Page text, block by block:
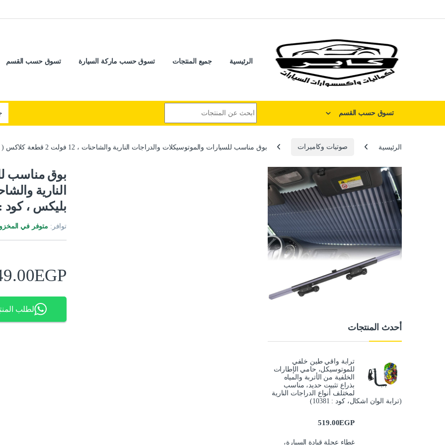
الرئيسية جميع المنتجات تسوق حسب ماركة السيارة تسوق حسب القسم
تسوق حسب القسم
الرئيسية صوتيات وكاميرات بوق مناسب للسيارات والموتوسيكلات والدراجات النارية والشاحنات ، 12 فولت 2 قطعة كلاكس ( ا؟بليكس ، كود : 1134)
بوق مناسب
بليكس ، كود : 1134)
توافر: متوفر في
EGP
لطلب
أحدث المنتجات
ترابة واقي طين خلفي
للموتوسيكل، حامي الإطارات
الخلفية من الأتربة والمياه
بذراع تثبيت حديد، مناسب
لمختلف أنواع الدراجات النارية
(ترابة الوان اشكال، كود : 10381)
519.00EGP
غطاء عجلة قيادة السيارة،